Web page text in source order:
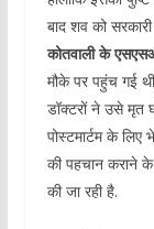
बाद शव को
कोतवाली के
मौके पर पहुंच गई
डॉक्टरों ने उसे मृत
पोस्टमार्टम के
की पहचान कराने
की जा रही है.